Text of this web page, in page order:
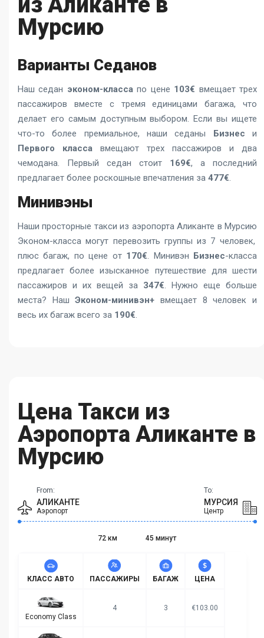
Мурсию
Варианты Седанов
Наш седан эконом-классапо цене 103€ вмещает трех
пассажиров вместе с тремя единицами багажа, что
делает его самым доступным выбором. Если вы ищете
что-то более премиальное, наши седаны Бизнеси
Первого класса вмещают трех пассажиров и два
чемодана. Первый седан стоит 169€, а последний
предлагает более роскошные впечатления за 477€.
Минивэны
Наши просторные такси из аэропорта Аликанте в Мурсию
Эконом-класса могут перевозить группы из 7 человек,
плюс багаж, по цене от 170€. Минивэн Бизнес-класса
предлагает более изысканное путешествие для шести
пассажиров и их вещей за 347€. Нужно еще больше
места? НашЭконом-минивэн+вмещает 8 человек и
весь их багаж всего за 190€.
Цена Такси из
Аэропорта Аликанте в
Мурсию
From:
АЛИКАНТЕ
Аэропорт
To:
МУРСИЯ
Центр
72 км 45 минут
КЛАСС АВТО ПАССАЖИРЫ БАГАЖ ЦЕНА
Economy Class
4 3 €103.00